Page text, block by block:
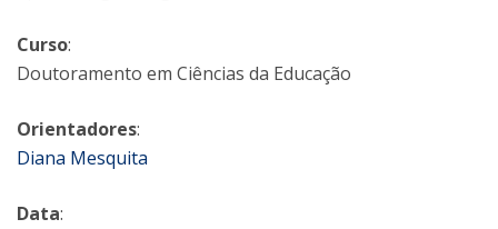
Curso:
Doutoramento em Ciências da Educação
Orientadores:
Diana Mesquita
Data: